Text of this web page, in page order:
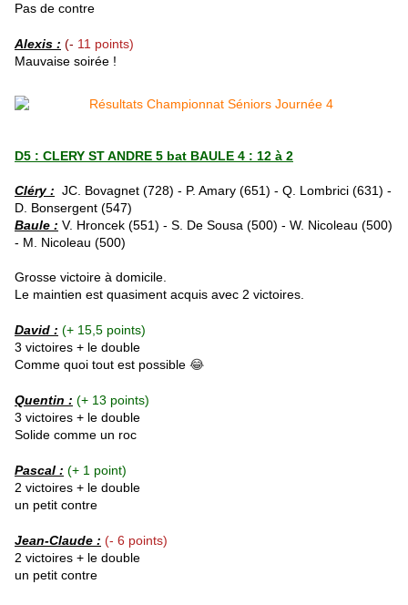
Pas de contre
Alexis : (- 11 points)
Mauvaise soirée !
D5 : CLERY ST ANDRE 5 bat BAULE 4 : 12 à 2
Cléry : JC. Bovagnet (728) - P. Amary (651) - Q. Lombrici (631) -
D. Bonsergent (547)
Baule : V. Hroncek (551) - S. De Sousa (500) - W. Nicoleau (500)
- M. Nicoleau (500)
Grosse victoire à domicile.
Le maintien est quasiment acquis avec 2 victoires.
David : (+ 15,5 points)
3 victoires + le double
Comme quoi tout est possible 😂
Quentin : (+ 13 points)
3 victoires + le double
Solide comme un roc
Pascal : (+ 1 point)
2 victoires + le double
un petit contre
Jean-Claude : (- 6 points)
2 victoires + le double
un petit contre